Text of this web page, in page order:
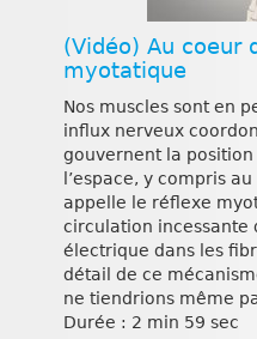
(Vidéo) Au coeur
myotatique
Nos muscles sont en
influx nerveux
gouvernent la
l’espace, y compris
appelle le réflexe
circulation incessante
électrique dans les
détail de ce
ne tiendrions même
Durée : 2 min 59 sec